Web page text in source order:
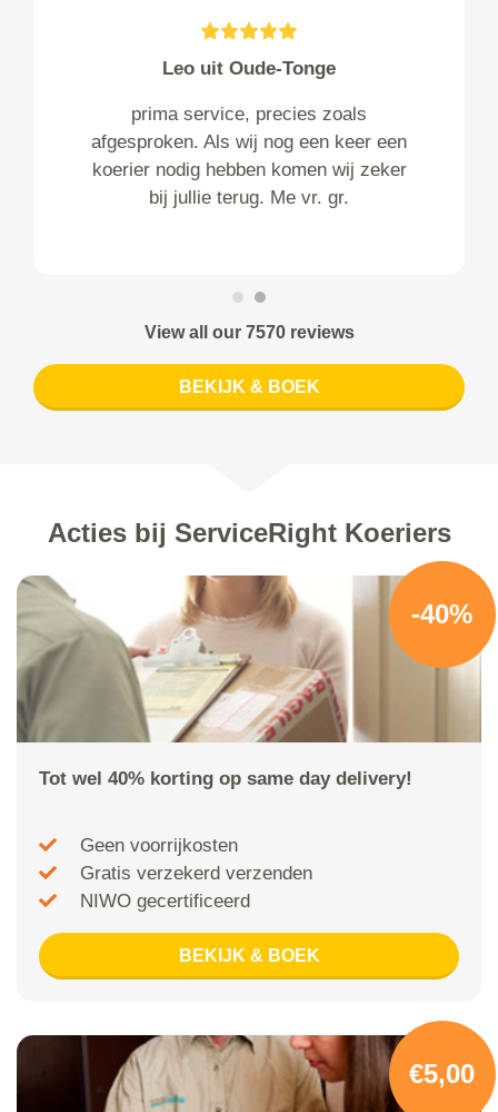
Leo uit Oude-Tonge
prima service, precies zoals
afgesproken. Als wij nog een keer een
koerier nodig hebben komen wij zeker
bij jullie terug. Me vr. gr.
View all our 7570 reviews
BEKIJK & BOEK
Acties bij ServiceRight Koeriers
-40%
Tot wel 40% korting op same day delivery!
Geen voorrijkosten
Gratis verzekerd verzenden
NIWO gecertificeerd
BEKIJK & BOEK
€5,00